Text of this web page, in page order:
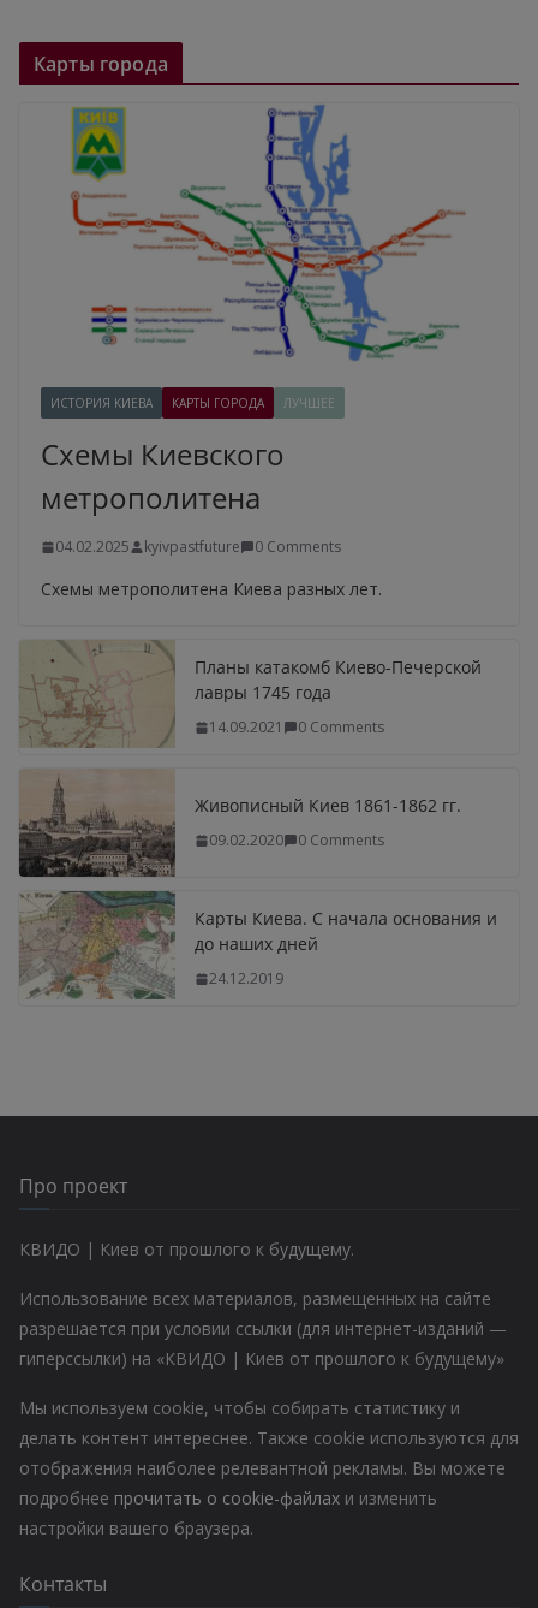
Карты города
ИСТОРИЯ КИЕВА КАРТЫ ГОРОДА ЛУЧШЕЕ
Схемы Киевского
метрополитена
04.02.2025 kyivpastfuture 0 Comments
Схемы метрополитена Киева разных лет.
Планы катакомб Киево-Печерской
лавры 1745 года
14.09.2021 0 Comments
Живописный Киев 1861-1862 гг.
09.02.2020 0 Comments
Карты Киева. С начала основания и
до наших дней
24.12.2019
Про проект
КВИДО | Киев от прошлого к будущему.
Использование всех материалов, размещенных на сайте
разрешается при условии ссылки (для интернет-изданий —
гиперссылки) на «КВИДО | Киев от прошлого к будущему»
Мы используем cookie, чтобы собирать статистику и
делать контент интереснее. Также cookie используются для
отображения наиболее релевантной рекламы. Вы можете
подробнее прочитать о cookie-файлах и изменить
настройки вашего браузера.
Контакты